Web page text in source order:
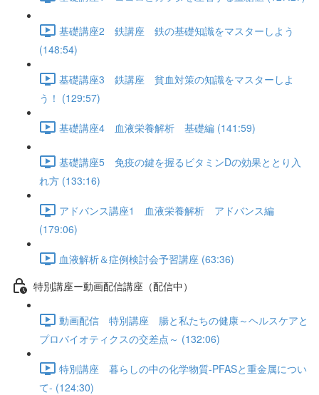
基礎講座2 鉄講座 鉄の基礎知識をマスターしよう
(148:54)
基礎講座3 鉄講座 貧血対策の知識をマスターしよ
う！ (129:57)
基礎講座4 血液栄養解析 基礎編 (141:59)
基礎講座5 免疫の鍵を握るビタミンDの効果ととり入
れ方 (133:16)
アドバンス講座1 血液栄養解析 アドバンス編
(179:06)
血液解析＆症例検討会予習講座 (63:36)
特別講座ー動画配信講座（配信中）
動画配信 特別講座 腸と私たちの健康～ヘルスケアと
プロバイオティクスの交差点～ (132:06)
特別講座 暮らしの中の化学物質-PFASと重金属につい
て- (124:30)